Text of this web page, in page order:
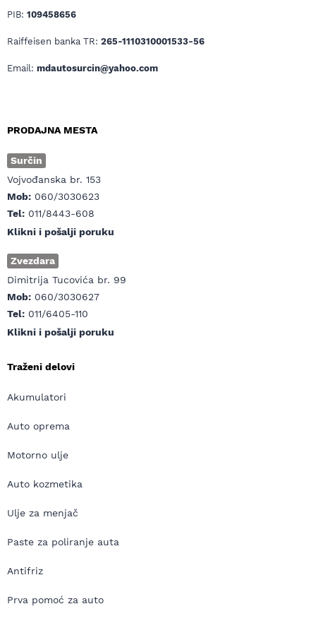
PIB: 109458656
Raiffeisen banka TR: 265-1110310001533-56
Email: mdautosurcin@yahoo.com
PRODAJNA MESTA
Surčin
Vojvođanska br. 153
Mob: 060/3030623
Tel: 011/8443-608
Klikni i pošalji poruku
Zvezdara
Dimitrija Tucovića br. 99
Mob: 060/3030627
Tel: 011/6405-110
Klikni i pošalji poruku
Traženi delovi
Akumulatori
Auto oprema
Motorno ulje
Auto kozmetika
Ulje za menjač
Paste za poliranje auta
Antifriz
Prva pomoć za auto